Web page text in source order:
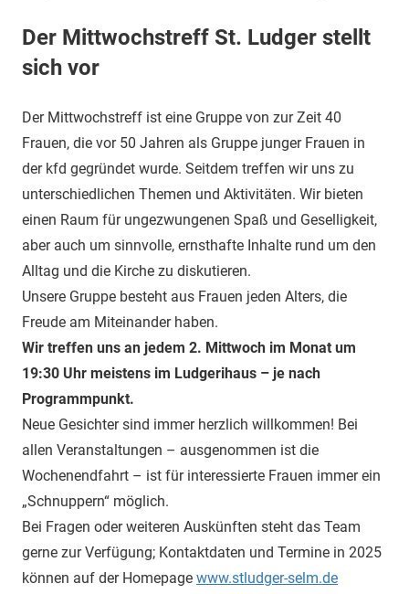
Der Mittwochstreff St. Ludger stellt
sich vor
Der Mittwochstreff ist eine Gruppe von zur Zeit 40
Frauen, die vor 50 Jahren als Gruppe junger Frauen in
der kfd gegründet wurde. Seitdem treffen wir uns zu
unterschiedlichen Themen und Aktivitäten. Wir bieten
einen Raum für ungezwungenen Spaß und Geselligkeit,
aber auch um sinnvolle, ernsthafte Inhalte rund um den
Alltag und die Kirche zu diskutieren.
Unsere Gruppe besteht aus Frauen jeden Alters, die
Freude am Miteinander haben.
Wir treffen uns an jedem 2. Mittwoch im Monat um
19:30 Uhr meistens im Ludgerihaus – je nach
Programmpunkt.
Neue Gesichter sind immer herzlich willkommen! Bei
allen Veranstaltungen – ausgenommen ist die
Wochenendfahrt – ist für interessierte Frauen immer ein
„Schnuppern“ möglich.
Bei Fragen oder weiteren Auskünften steht das Team
gerne zur Verfügung; Kontaktdaten und Termine in 2025
können auf der Homepage www.stludger-selm.de